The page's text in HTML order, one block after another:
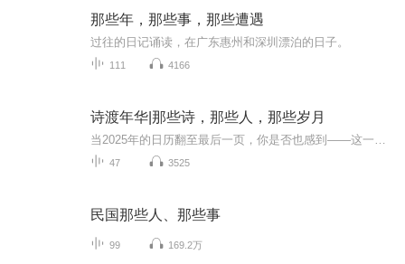
那些年，那些事，那些遭遇
过往的日记诵读，在广东惠州和深圳漂泊的日子。
111 4166
诗渡年华|那些诗，那些人，那些岁月
47 3525
民国那些人、那些事
99 169.2万